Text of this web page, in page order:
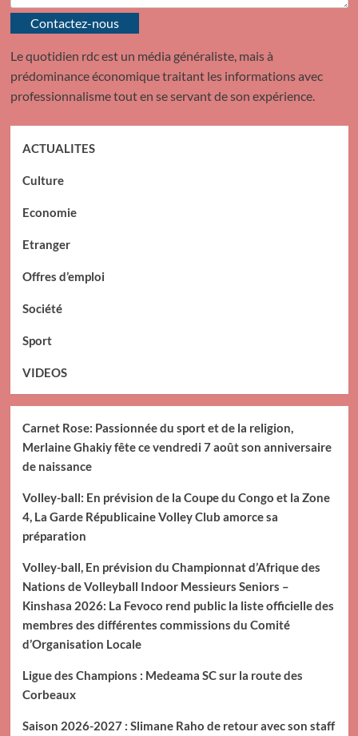
Contactez-nous
Le quotidien rdc est un média généraliste, mais à
prédominance économique traitant les informations avec
professionnalisme tout en se servant de son expérience.
ACTUALITES
Culture
Economie
Etranger
Offres d’emploi
Société
Sport
VIDEOS
Carnet Rose: Passionnée du sport et de la religion,
Merlaine Ghakiy fête ce vendredi 7 août son anniversaire
de naissance
Volley-ball: En prévision de la Coupe du Congo et la Zone
4, La Garde Républicaine Volley Club amorce sa
préparation
Volley-ball, En prévision du Championnat d’Afrique des
Nations de Volleyball Indoor Messieurs Seniors –
Kinshasa 2026: La Fevoco rend public la liste officielle des
membres des différentes commissions du Comité
d’Organisation Locale
Ligue des Champions : Medeama SC sur la route des
Corbeaux
Saison 2026-2027 : Slimane Raho de retour avec son staff